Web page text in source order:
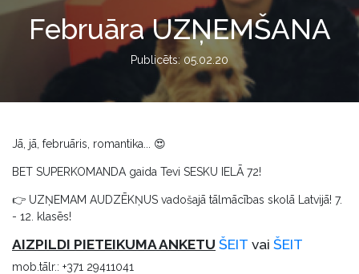
Februāra UZŅEMŠANA
Publicēts: 05.02.20
Jā, jā, februāris, romantika... 😍
BET SUPERKOMANDA gaida Tevi SESKU IELĀ 72!
👉 UZŅEMAM AUDZĒKŅUS vadošajā tālmācības skolā Latvijā! 7.
- 12. klasēs!
AIZPILDI PIETEIKUMA ANKETU ŠEIT vai ŠEIT
mob.tālr.: +371 29411041